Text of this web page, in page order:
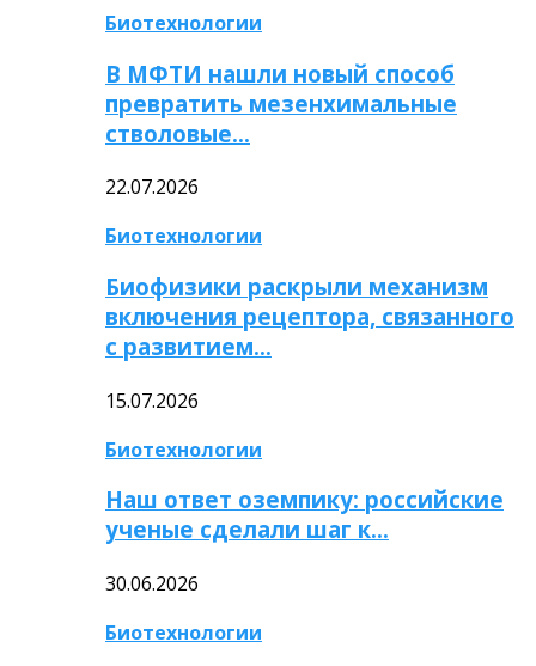
Биотехнологии
В МФТИ нашли новый способ
превратить мезенхимальные
стволовые…
22.07.2026
Биотехнологии
Биофизики раскрыли механизм
включения рецептора, связанного
с развитием…
15.07.2026
Биотехнологии
Наш ответ оземпику: российские
ученые сделали шаг к…
30.06.2026
Биотехнологии